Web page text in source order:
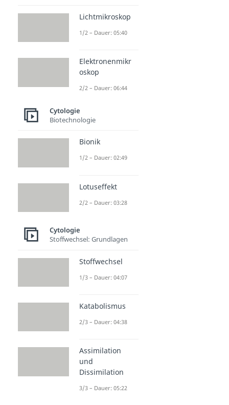
Lichtmikroskop
1/2 – Dauer: 05:40
Elektronenmikr
oskop
2/2 – Dauer: 06:44
Cytologie
Biotechnologie
Bionik
1/2 – Dauer: 02:49
Lotuseffekt
2/2 – Dauer: 03:28
Cytologie
Stoffwechsel: Grundlagen
Stoffwechsel
1/3 – Dauer: 04:07
Katabolismus
2/3 – Dauer: 04:38
Assimilation
und
Dissimilation
3/3 – Dauer: 05:22